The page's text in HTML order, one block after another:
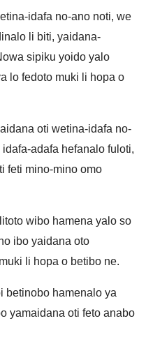
idafa no-ano noti, we
li biti, yaidana-
sipiku yoido yalo
lo fedoto muki li hopa o
oti wetina-idafa no-
adafa hefanalo fuloti,
feti mino-mino omo
wibo hamena yalo so
ibo yaidana oto
li hopa o betibo ne.
betinobo hamenalo ya
yamaidana oti feto anabo